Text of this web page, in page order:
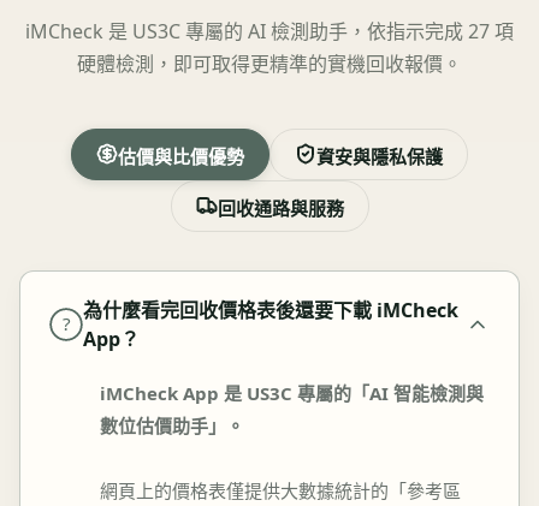
iMCheck 是 US3C 專屬的 AI 檢測助手，依指示完成 27 項
硬體檢測，即可取得更精準的實機回收報價。
估價與比價優勢 資安與隱私保護
回收通路與服務
?
為什麼看完回收價格表後還要下載 iMCheck
App？
iMCheck App 是 US3C 專屬的「AI 智能檢測與
數位估價助手」。
網頁上的價格表僅提供大數據統計的「參考區